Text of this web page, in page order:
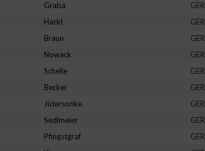
Graba GER
Hackl GER
Braun GER
Nowack GER
Schelle GER
Becker GER
Jütersonke GER
Sedlmeier GER
Pfingstgraf GER